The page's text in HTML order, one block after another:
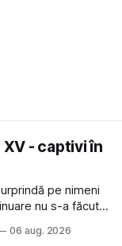
XV - captivi în
pe nimeni
nu s-a făcut
apărute acolo
06 aug. 2026